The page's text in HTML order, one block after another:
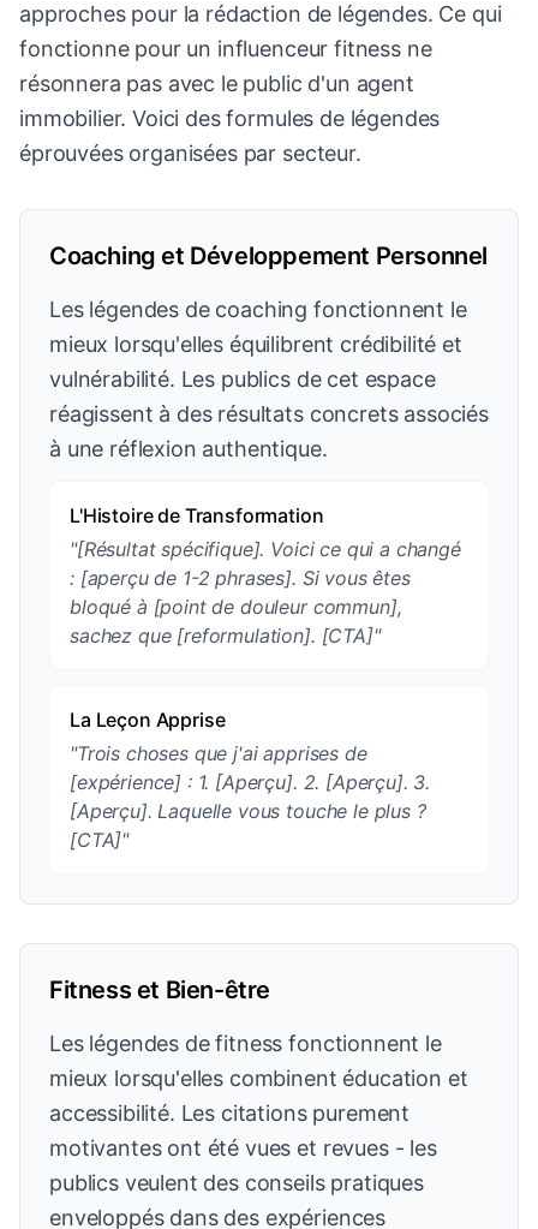
approches pour la rédaction de légendes. Ce qui
fonctionne pour un influenceur fitness ne
résonnera pas avec le public d'un agent
immobilier. Voici des formules de légendes
éprouvées organisées par secteur.
Coaching et Développement Personnel
Les légendes de coaching fonctionnent le
mieux lorsqu'elles équilibrent crédibilité et
vulnérabilité. Les publics de cet espace
réagissent à des résultats concrets associés
à une réflexion authentique.
L'Histoire de Transformation
"[Résultat spécifique]. Voici ce qui a changé
: [aperçu de 1-2 phrases]. Si vous êtes
bloqué à [point de douleur commun],
sachez que [reformulation]. [CTA]"
La Leçon Apprise
"Trois choses que j'ai apprises de
[expérience] : 1. [Aperçu]. 2. [Aperçu]. 3.
[Aperçu]. Laquelle vous touche le plus ?
[CTA]"
Fitness et Bien-être
Les légendes de fitness fonctionnent le
mieux lorsqu'elles combinent éducation et
accessibilité. Les citations purement
motivantes ont été vues et revues - les
publics veulent des conseils pratiques
enveloppés dans des expériences